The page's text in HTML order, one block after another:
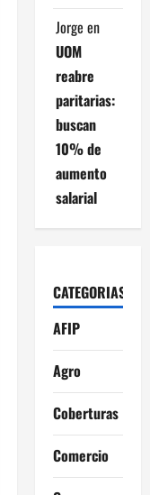
Jorge en
UOM
reabre
paritarias:
buscan
10% de
aumento
salarial
CATEGORIAS
AFIP
Agro
Coberturas
Comercio